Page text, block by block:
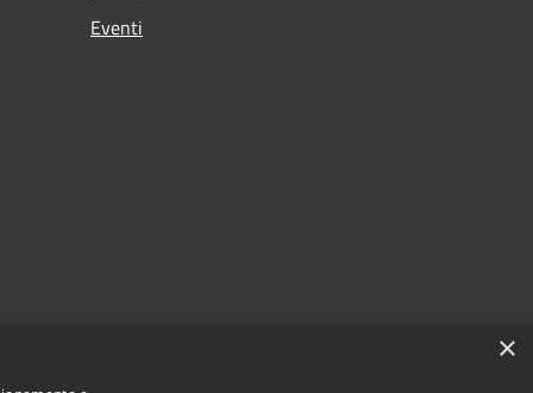
Eventi
×